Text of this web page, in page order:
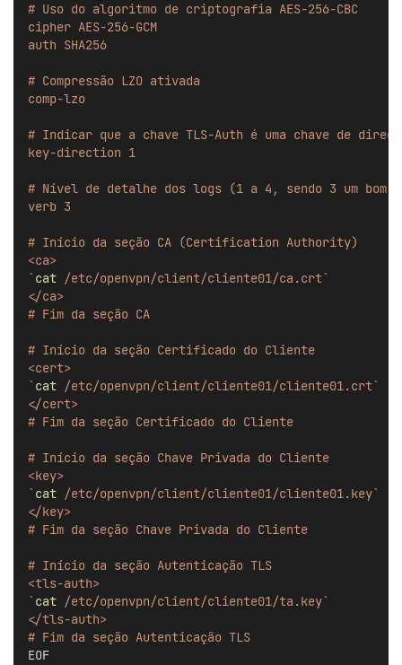
# Uso do algoritmo de criptografia AES-256-CBC
cipher AES-256-GCM
auth SHA256
# Compressão LZO ativada
comp-lzo
# Indicar que a chave TLS-Auth é uma chave de
key-direction 1
# Nível de detalhe dos logs (1 a 4, sendo 3 um
verb 3
# Início da seção CA (Certification Authority)
<ca>
` cat /etc/openvpn/client/cliente01/ca.crt`
</ca>
# Fim da seção CA
# Início da seção Certificado do Cliente
<cert>
` cat /etc/openvpn/client/cliente01/cliente01.crt`
</cert>
# Fim da seção Certificado do Cliente
# Início da seção Chave Privada do Cliente
<key>
` cat /etc/openvpn/client/cliente01/cliente01.key`
</key>
# Fim da seção Chave Privada do Cliente
# Início da seção Autenticação TLS
<tls-auth>
` cat /etc/openvpn/client/cliente01/ta.key`
</tls-auth>
# Fim da seção Autenticação TLS
EOF